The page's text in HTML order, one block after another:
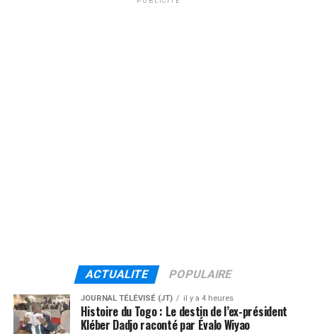
ACTUALITE POPULAIRE
JOURNAL TÉLÉVISÉ (JT) il y a 4 heures
Histoire du Togo : Le destin de l’ex-président
Kléber Dadjo raconté par Évalo Wiyao